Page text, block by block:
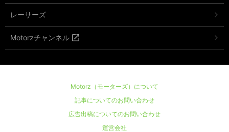
レーサーズ
Motorzチャンネル
Motorz（モーターズ）について
記事についてのお問い合わせ
広告出稿についてのお問い合わせ
運営会社